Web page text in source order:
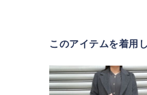
このアイテムを着用